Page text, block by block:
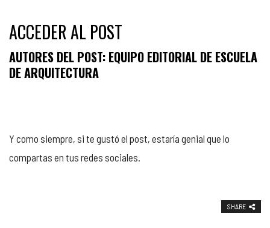
ACCEDER AL POST
AUTORES DEL POST: EQUIPO EDITORIAL DE ESCUELA
DE ARQUITECTURA
Y como siempre, si te gustó el post, estaría genial que lo
compartas en tus redes sociales.
SHARE